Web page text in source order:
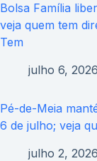
Bolsa Família
veja quem tem
Tem
julho 6, 2026
Pé-de-Meia
6 de julho; veja
julho 2, 2026